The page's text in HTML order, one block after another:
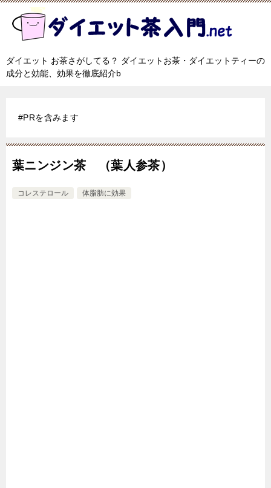
ダイエット お茶さがしてる？ ダイエットお茶・ダイエットティーの
成分と効能、効果を徹底紹介b
#PRを含みます
葉ニンジン茶 （葉人参茶）
コレステロール 体脂肪に効果